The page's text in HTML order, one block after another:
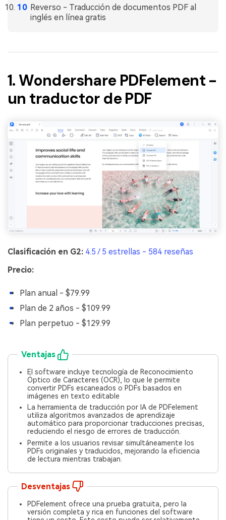
Reverso - Traducción de documentos PDF al
inglés en línea gratis
1. Wondershare PDFelement -
un traductor de PDF
Clasificación en G2: 4.5 / 5 estrellas - 584 reseñas
Precio:
Plan anual - $79.99
Plan de 2 años - $109.99
Plan perpetuo - $129.99
Ventajas
El software incluye tecnología de Reconocimiento
Óptico de Caracteres (OCR), lo que le permite
convertir PDFs escaneados o PDFs basados en
imágenes en texto editable
La herramienta de traducción por IA de PDFelement
utiliza algoritmos avanzados de aprendizaje
automático para proporcionar traducciones precisas,
reduciendo el riesgo de errores de traducción.
Permite a los usuarios revisar simultáneamente los
PDFs originales y traducidos, mejorando la eficiencia
de lectura mientras trabajan.
Desventajas
PDFelement ofrece una prueba gratuita, pero la
versión completa y rica en funciones del software